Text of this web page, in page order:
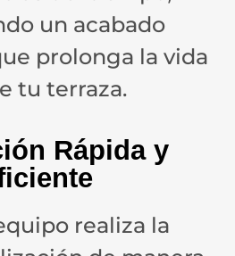
un acabado
prolonga la vida
tu terraza.
Rápida y
realiza la